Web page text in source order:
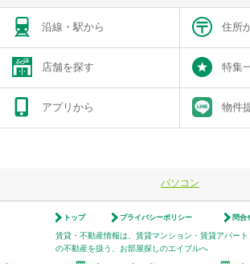
沿線・駅から 住所
店舗を探す 特集
アプリから 物件
パソコン
トップ プライバシーポリシー 問合
賃貸・不動産情報は、賃貸マンション・賃貸アパー
の不動産を扱う、お部屋探しのエイブルへ